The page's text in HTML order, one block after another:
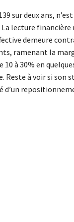
sur deux ans,
lecture
demeure
ramenant la
10 à 30% en
Reste à voir si